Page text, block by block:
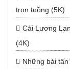
trọn tuồng (5K)
Cải Lương
(4K)
Những bài